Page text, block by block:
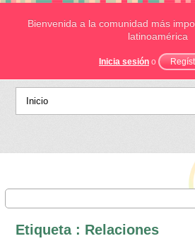
Bienvenida a la comunidad más
latinoamérica
Inicia sesión o
Etiqueta : Relaciones